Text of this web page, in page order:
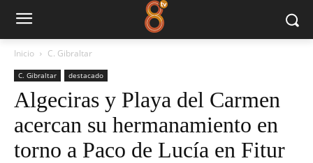
Inicio C. Gibraltar
C. Gibraltar destacado
Algeciras y Playa del Carmen
acercan su hermanamiento en
torno a Paco de Lucía en Fitur